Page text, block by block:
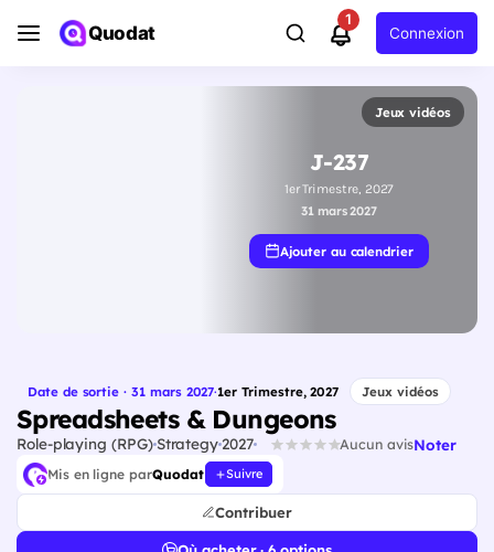
Quodat
1
Connexion
Jeux vidéos
J-237
1er Trimestre, 2027
31 mars 2027
Ajouter au calendrier
Date de sortie · 31 mars 2027·1er Trimestre, 2027 Jeux vidéos
Spreadsheets & Dungeons
Role-playing (RPG)Strategy 2027 Aucun avisNoter
Mis en ligne parQuodat Suivre
Contribuer